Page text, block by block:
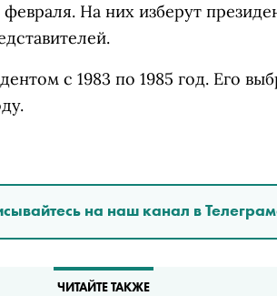
На них изберут
с 1983 по 1985 год. Его
на наш канал в
ЧИТАЙТЕ ТАКЖЕ